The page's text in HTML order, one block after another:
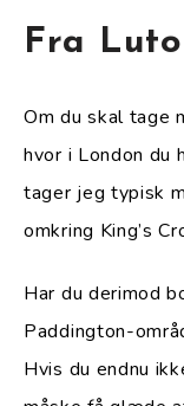
Fra
Om du skal tage
hvor i London du
tager jeg typisk
omkring King’s
Har du derimod
Paddington-
Hvis du endnu